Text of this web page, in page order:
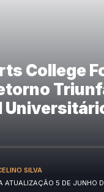
College
ATUALIZAÇÃO 5 DE JUNHO
SILVA